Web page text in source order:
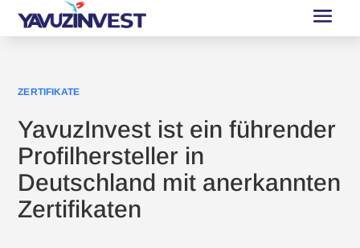
ZERTIFIKATE
YavuzInvest ist ein führender
Profilhersteller in
Deutschland mit anerkannten
Zertifikaten